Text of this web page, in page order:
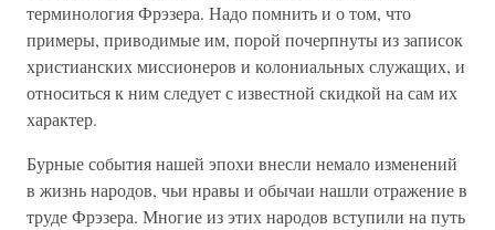
терминология Фрэзера. Надо помнить и о том, что
примеры, приводимые им, порой почерпнуты из записок
христианских миссионеров и колониальных служащих, и
относиться к ним следует с известной скидкой на сам их
характер.
Бурные события нашей эпохи внесли немало изменений
в жизнь народов, чьи нравы и обычаи нашли отражение в
труде Фрэзера. Многие из этих народов вступили на путь